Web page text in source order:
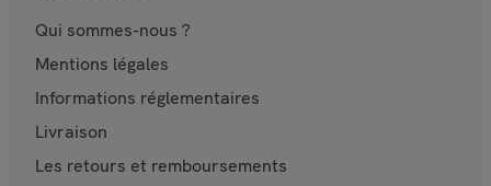
Qui sommes-nous ?
Mentions légales
Informations réglementaires
Livraison
Les retours et remboursements